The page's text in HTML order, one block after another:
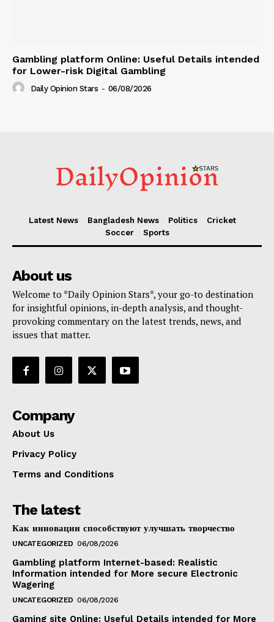
Gambling platform Online: Useful Details intended
for Lower-risk Digital Gambling
Daily Opinion Stars - 06/08/2026
Latest News Bangladesh News Politics
Cricket
Soccer
Sports
About us
Welcome to *Daily Opinion Stars*, your go-to destination
for insightful opinions, in-depth analysis, and thought-
provoking commentary on the latest trends, news, and
issues that matter.
Company
About Us
Privacy Policy
Terms and Conditions
The latest
Как инновации способствуют улучшать творчество
UNCATEGORIZED 06/08/2026
Gambling platform Internet-based: Realistic
Information intended for More secure Electronic
Wagering
UNCATEGORIZED 06/08/2026
Gaming site Online: Useful Details intended for More